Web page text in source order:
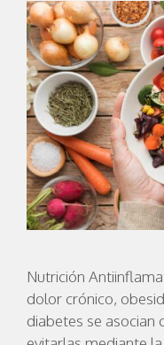
Nutrición
dolor crónico,
diabetes se asocian